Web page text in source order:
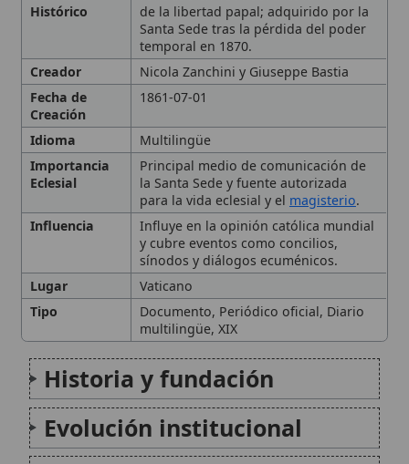
Fecha de
1861-07-01
Multilingüe
Importancia
Eclesial
Principal medio de comunicación de
la Santa Sede y fuente autorizada
para la vida eclesial y el
Influencia
Influye en la opinión católica mundial
y cubre eventos como concilios,
sínodos y diálogos ecuménicos.
Lugar
Vaticano
Documento, Periódico oficial, Diario
multilingüe, XIX
Historia y fundación
Evolución institucional
Línia editorial y lemas
Expansión internacional
Reconocimientos papales
🙏 Bienvenido a Wikitólica
Esta enciclopedia es un recurso privado de referencia sin